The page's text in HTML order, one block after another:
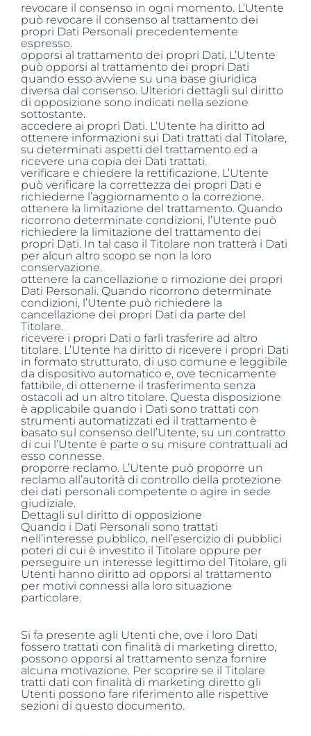
revocare il consenso in ogni momento. L’Utente
può revocare il consenso al trattamento dei
propri Dati Personali precedentemente
espresso.
opporsi al trattamento dei propri Dati. L’Utente
può opporsi al trattamento dei propri Dati
quando esso avviene su una base giuridica
diversa dal consenso. Ulteriori dettagli sul diritto
di opposizione sono indicati nella sezione
sottostante.
accedere ai propri Dati. L’Utente ha diritto ad
ottenere informazioni sui Dati trattati dal Titolare,
su determinati aspetti del trattamento ed a
ricevere una copia dei Dati trattati.
verificare e chiedere la rettificazione. L’Utente
può verificare la correttezza dei propri Dati e
richiederne l’aggiornamento o la correzione.
ottenere la limitazione del trattamento. Quando
ricorrono determinate condizioni, l’Utente può
richiedere la limitazione del trattamento dei
propri Dati. In tal caso il Titolare non tratterà i Dati
per alcun altro scopo se non la loro
conservazione.
ottenere la cancellazione o rimozione dei propri
Dati Personali. Quando ricorrono determinate
condizioni, l’Utente può richiedere la
cancellazione dei propri Dati da parte del
Titolare.
ricevere i propri Dati o farli trasferire ad altro
titolare. L’Utente ha diritto di ricevere i propri Dati
in formato strutturato, di uso comune e leggibile
da dispositivo automatico e, ove tecnicamente
fattibile, di ottenerne il trasferimento senza
ostacoli ad un altro titolare. Questa disposizione
è applicabile quando i Dati sono trattati con
strumenti automatizzati ed il trattamento è
basato sul consenso dell’Utente, su un contratto
di cui l’Utente è parte o su misure contrattuali ad
esso connesse.
proporre reclamo. L’Utente può proporre un
reclamo all’autorità di controllo della protezione
dei dati personali competente o agire in sede
giudiziale.
Dettagli sul diritto di opposizione
Quando i Dati Personali sono trattati
nell’interesse pubblico, nell’esercizio di pubblici
poteri di cui è investito il Titolare oppure per
perseguire un interesse legittimo del Titolare, gli
Utenti hanno diritto ad opporsi al trattamento
per motivi connessi alla loro situazione
particolare.
Si fa presente agli Utenti che, ove i loro Dati
fossero trattati con finalità di marketing diretto,
possono opporsi al trattamento senza fornire
alcuna motivazione. Per scoprire se il Titolare
tratti dati con finalità di marketing diretto gli
Utenti possono fare riferimento alle rispettive
sezioni di questo documento.